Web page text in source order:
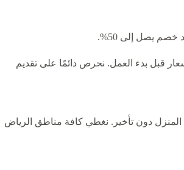
قبل بدء العمل. نحرص دائمًا على تقديم
المنزل دون تأخير. نغطي كافة مناطق الرياض